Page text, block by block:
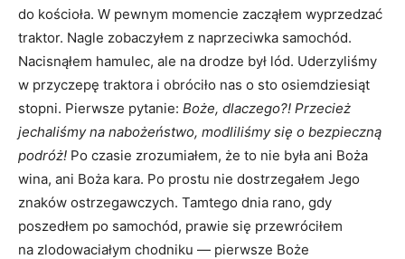
do kościoła. W pewnym momencie zacząłem wyprzedzać
traktor. Nagle zobaczyłem z naprzeciwka samochód.
Nacisnąłem hamulec, ale na drodze był lód. Uderzyliśmy
w przyczepę traktora i obróciło nas o sto osiemdziesiąt
stopni. Pierwsze pytanie: Boże, dlaczego?! Przecież
jechaliśmy na nabożeństwo, modliliśmy się o bezpieczną
podróż! Po czasie zrozumiałem, że to nie była ani Boża
wina, ani Boża kara. Po prostu nie dostrzegałem Jego
znaków ostrzegawczych. Tamtego dnia rano, gdy
poszedłem po samochód, prawie się przewróciłem
na zlodowaciałym chodniku — pierwsze Boże